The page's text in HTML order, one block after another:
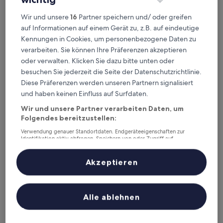
Leonardo Hotel Munich City South
Leonardo Hotel Munich City South
0,7 km von U-Bahnhof Obersendling entfernt
8.8
von
10,
(498
Bewertungen)
8,8/10 Hervorragend (498 Bewertungen)
16. Aug.–17. Aug.
Premium by GS Hotel
Wir und unsere16 Partner speichern und/ oder greifen
auf Informationen auf einem Gerät zu, z.B. auf eindeutige
Kennungen in Cookies, um personenbezogene Daten zu
verarbeiten. Sie können Ihre Präferenzen akzeptieren
oder verwalten. Klicken Sie dazu bitte unten oder
besuchen Sie jederzeit die Seite der Datenschutzrichtlinie.
Diese Präferenzen werden unseren Partnern signalisiert
und haben keinen Einfluss auf Surfdaten.
Wir und unsere Partner verarbeiten Daten, um
Folgendes bereitzustellen:
Verwendung genauer Standortdaten. Endgeräteeigenschaften zur
Identifikation aktiv abfragen. Speichern von oder Zugriff auf
Inhalte, Messung von Werbeleistung und der Performance von Inhalten,
Zielgruppenforschung sowie Entwicklung und Verbesserung von
Liste der Partner (Lieferanten)
Alle ablehnen
Akzeptieren